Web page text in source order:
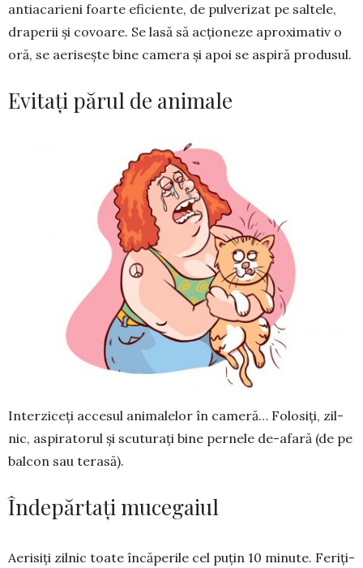
antiacarieni foarte efi­ciente, de pul­verizat pe saltele,
dra­pe­rii și co­voare. Se lasă să acțio­neze apro­ximativ o
oră, se aeri­sește bine came­ra și apoi se aspiră pro­du­sul.
Evitați părul de animale
Interziceți ac­ce­sul animalelor în ca­me­ră… Folosiți, zil­
nic, aspi­ratorul și scuturați bine per­nele de-afară (de pe
balcon sau terasă).
Îndepărtați mucegaiul
Aerisiți zilnic toate încăperile cel puțin 10 mi­nute. Feriți-